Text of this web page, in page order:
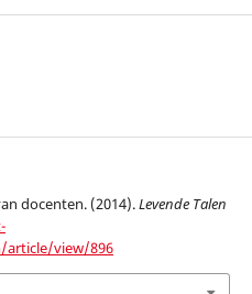
docenten. (2014).Levende Talen
view/896